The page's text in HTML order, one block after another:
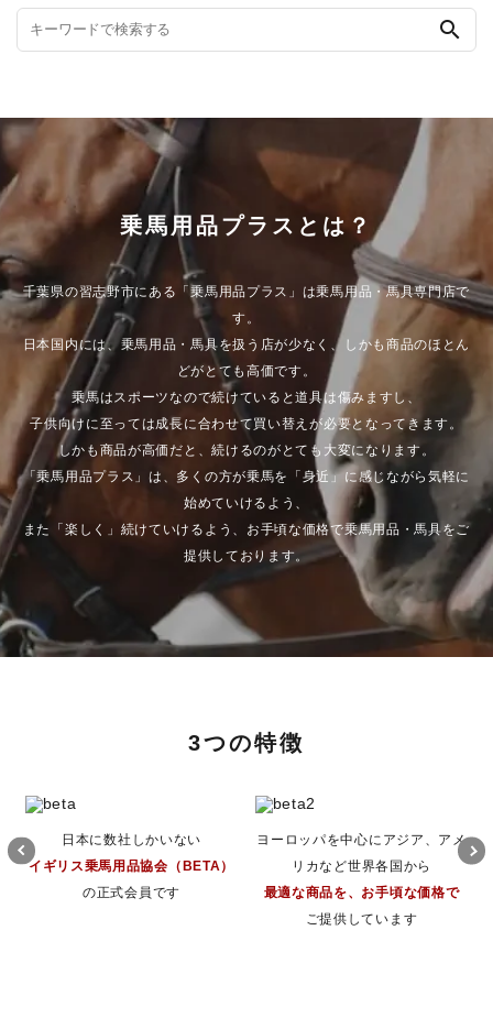
search
乗馬用品プラスとは？
千葉県の習志野市にある「乗馬用品プラス」は乗馬用品・馬具専門店で
す。
日本国内には、乗馬用品・馬具を扱う店が少なく、しかも商品のほとん
どがとても高価です。
乗馬はスポーツなので続けていると道具は傷みますし、
子供向けに至っては成長に合わせて買い替えが必要となってきます。
しかも商品が高価だと、続けるのがとても大変になります。
「乗馬用品プラス」は、多くの方が乗馬を「身近」に感じながら気軽に
始めていけるよう、
また「楽しく」続けていけるよう、お手頃な価格で乗馬用品・馬具をご
提供しております。
3つの特徴
日本に数社しかいない
イギリス乗馬用品協会（BETA）
の正式会員です
ヨーロッパを中心にアジア、アメ
リカなど世界各国から
最適な商品を、お手頃な価格で
ご提供しています